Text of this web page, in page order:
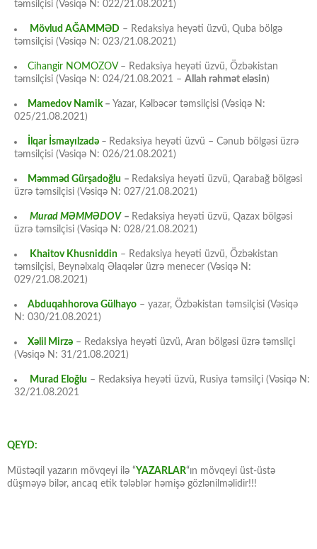
təmsilçisi (Vəsiqə N: 022/21.08.2021)
Mövlud AĞAMMƏD – Redaksiya heyəti üzvü, Quba bölgə
təmsilçisi (Vəsiqə N: 023/21.08.2021)
Cihangir NOMOZOV– Redaksiya heyəti üzvü, Özbəkistan
təmsilçisi (Vəsiqə N: 024/21.08.2021 – Allah rəhmət eləsin)
Mamedov Namik– Yazar, Kəlbəcər təmsilçisi (Vəsiqə N:
025/21.08.2021)
İlqar İsmayılzadə – Redaksiya heyəti üzvü – Cənub bölgəsi üzrə
təmsilçisi (Vəsiqə N: 026/21.08.2021)
Məmməd Gürşadoğlu – Redaksiya heyəti üzvü, Qarabağ bölgəsi
üzrə təmsilçisi (Vəsiqə N: 027/21.08.2021)
Murad MƏMMƏDOV – Redaksiya heyəti üzvü, Qazax bölgəsi
üzrə təmsilçisi (Vəsiqə N: 028/21.08.2021)
Khaitov Khusniddin – Redaksiya heyəti üzvü, Özbəkistan
təmsilçisi, Beynəlxalq Əlaqələr üzrə menecer (Vəsiqə N:
029/21.08.2021)
Abduqahhorova Gülhayo – yazar, Özbəkistan təmsilçisi (Vəsiqə
N: 030/21.08.2021)
Xəlil Mirzə – Redaksiya heyəti üzvü, Aran bölgəsi üzrə təmsilçi
(Vəsiqə N: 31/21.08.2021)
Murad Eloğlu – Redaksiya heyəti üzvü, Rusiya təmsilçi (Vəsiqə N:
32/21.08.2021
QEYD:
Müstəqil yazarın mövqeyi ilə “YAZARLAR“ın mövqeyi üst-üstə
düşməyə bilər, ancaq etik tələblər həmişə gözlənilməlidir!!!